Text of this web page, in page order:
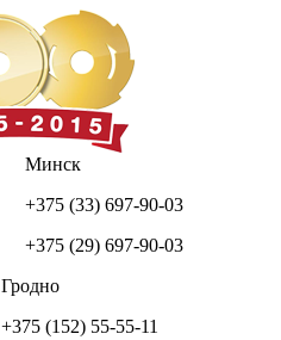
Минск
+375 (33) 697-90-03
+375 (29) 697-90-03
Гродно
+375 (152) 55-55-11